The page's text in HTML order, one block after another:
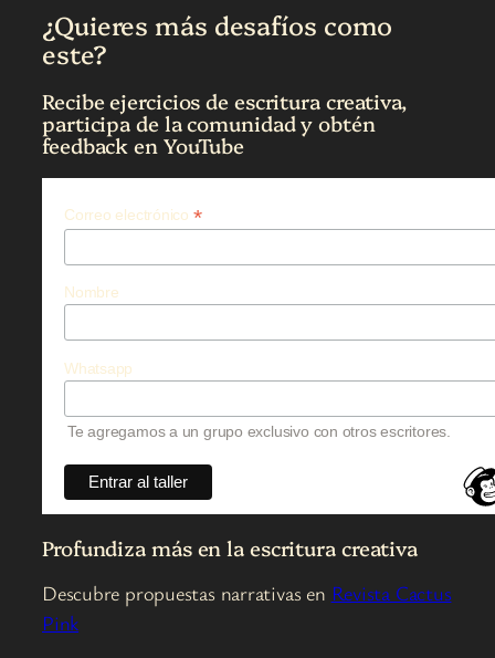
¿Quieres más desafíos como
este?
Recibe ejercicios de escritura creativa,
participa de la comunidad y obtén
feedback en YouTube
Correo electrónico *
Nombre
Whatsapp
Te agregamos a un grupo exclusivo con otros escritores.
Profundiza más en la escritura creativa
Descubre propuestas narrativas en Revista Cactus
Pink